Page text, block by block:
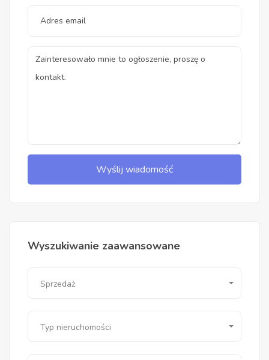
Wyślij wiadomość
Wyszukiwanie zaawansowane
Sprzedaż
Typ nieruchomości